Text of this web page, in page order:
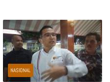
NASIONAL